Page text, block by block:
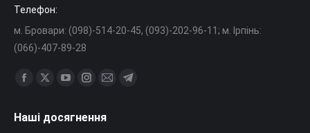
Телефон:
м. Бровари: (098)-514-20-45, (093)-202-96-11; м. Ірпінь:
(066)-407-89-28
Знайдіть нас на:
Сторінка
відкриється
Сторінка
відкриється
Сторінка
відкриється
Сторінка
відкриється
Сторінка
відкриється
Сторінка
Наші досягнення